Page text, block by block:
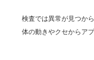
検査では異常が見つか
体の動きやクセからア